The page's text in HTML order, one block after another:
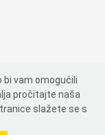
bi vam omogućili
pročitajte naša
slažete se s